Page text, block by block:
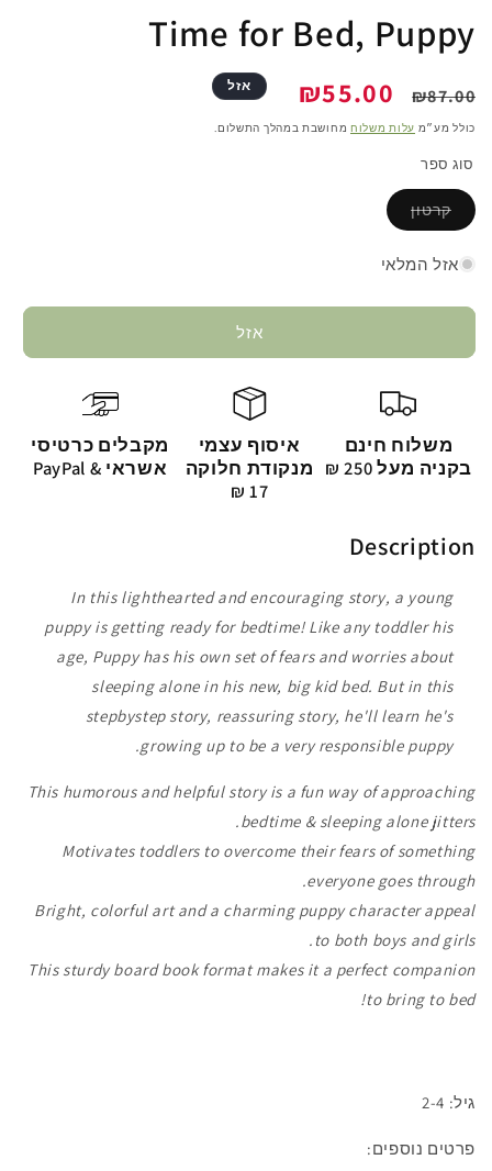
Time for Bed, Puppy
מחיר
רגיל
₪87.00
מחיר
מבצע
₪55.00 אזל
כולל מע״מ עלות משלוח מחושבת במהלך התשלום.
סוג ספר
קרטון
אזל המלאי
אזל
משלוח חינם
בקניה מעל 250 ₪
איסוף עצמי
מנקודת חלוקה
17 ₪
מקבלים כרטיסי
אשראי & PayPal
Description
In this lighthearted and encouraging story, a young
puppy is getting ready for bedtime! Like any toddler his
age, Puppy has his own set of fears and worries about
sleeping alone in his new, big kid bed. But in this
stepbystep story, reassuring story, he'll learn he's
growing up to be a very responsible puppy.
This humorous and helpful story is a fun way of approaching
bedtime & sleeping alone jitters.
Motivates toddlers to overcome their fears of something
everyone goes through.
Bright, colorful art and a charming puppy character appeal
to both boys and girls.
This sturdy board book format makes it a perfect companion
to bring to bed!
גיל: 2-4
פרטים נוספים: